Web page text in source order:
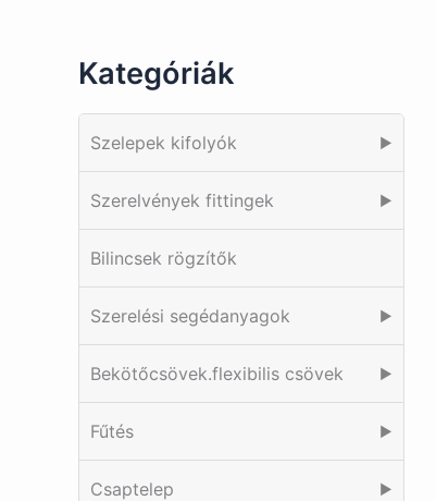
Kategóriák
Szelepek kifolyók ▶
Szerelvények fittingek ▶
Bilincsek rögzítők
Szerelési segédanyagok ▶
Bekötőcsövek.flexibilis csövek ▶
Fűtés ▶
Csaptelep ▶